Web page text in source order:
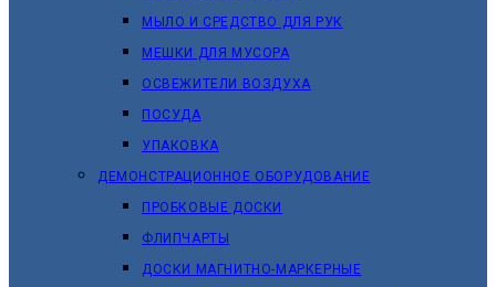
МЫЛО И СРЕДСТВО ДЛЯ РУК
МЕШКИ ДЛЯ МУСОРА
ОСВЕЖИТЕЛИ ВОЗДУХА
ПОСУДА
УПАКОВКА
ДЕМОНСТРАЦИОННОЕ ОБОРУДОВАНИЕ
ПРОБКОВЫЕ ДОСКИ
ФЛИПЧАРТЫ
ДОСКИ МАГНИТНО-МАРКЕРНЫЕ